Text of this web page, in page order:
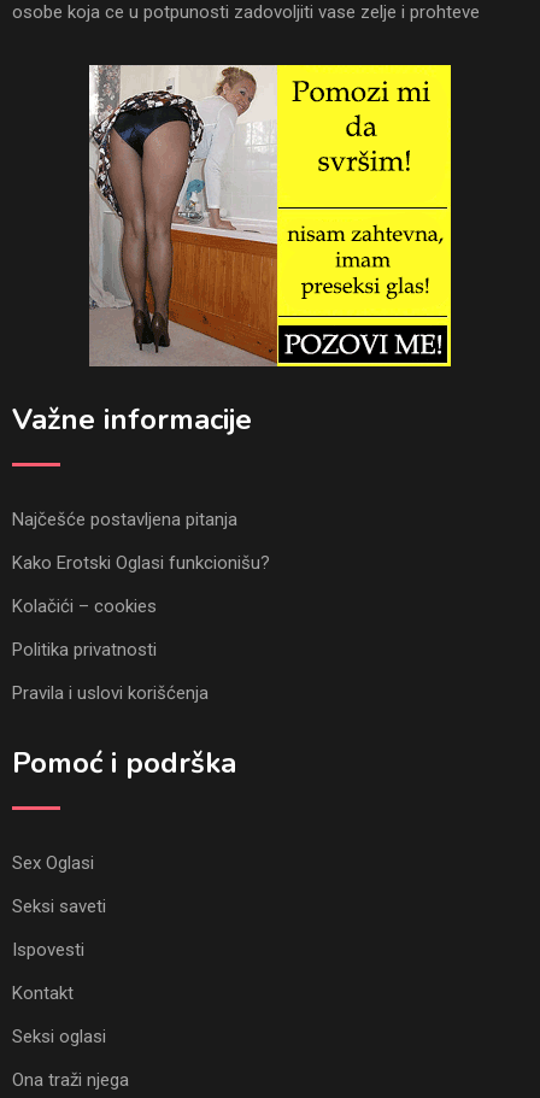
osobe koja ce u potpunosti zadovoljiti vase zelje i prohteve
Važne informacije
Najčešće postavljena pitanja
Kako Erotski Oglasi funkcionišu?
Kolačići – cookies
Politika privatnosti
Pravila i uslovi korišćenja
Pomoć i podrška
Sex Oglasi
Seksi saveti
Ispovesti
Kontakt
Seksi oglasi
Ona traži njega